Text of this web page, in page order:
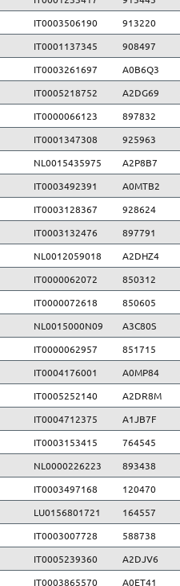
IT0003506190 913220
IT0001137345 908497
IT0003261697 A0B6Q3
IT0005218752 A2DG69
IT0000066123 897832
IT0001347308 925963
NL0015435975 A2P8B7
IT0003492391 A0MTB2
IT0003128367 928624
IT0003132476 897791
NL0012059018 A2DHZ4
IT0000062072 850312
IT0000072618 850605
NL0015000N09 A3C80S
IT0000062957 851715
IT0004176001 A0MP84
IT0005252140 A2DR8M
IT0004712375 A1JB7F
IT0003153415 764545
NL0000226223 893438
IT0003497168 120470
LU0156801721 164557
IT0003007728 588738
IT0005239360 A2DJV6
IT0003865570 A0ET41